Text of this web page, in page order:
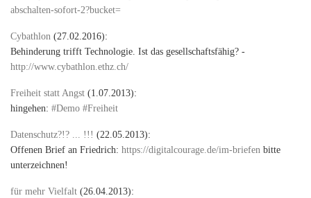
abschalten-sofort-2?bucket=
Cybathlon (27.02.2016):
Behinderung trifft Technologie. Ist das gesellschaftsfähig? -
http://www.cybathlon.ethz.ch/
Freiheit statt Angst (1.07.2013):
hingehen: #Demo #Freiheit
Datenschutz?!? ... !!! (22.05.2013):
Offenen Brief an Friedrich: https://digitalcourage.de/im-briefen bitte
unterzeichnen!
für mehr Vielfalt (26.04.2013):